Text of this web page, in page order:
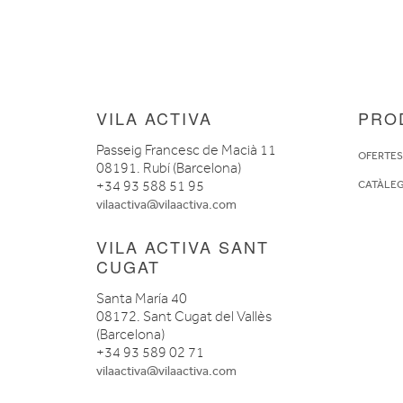
VILA ACTIVA
Passeig Francesc de Macià 11
08191. Rubí (Barcelona)
+34 93 588 51 95
vilaactiva@vilaactiva.com
VILA ACTIVA SANT
CUGAT
Santa María 40
08172. Sant Cugat del Vallès
(Barcelona)
+34 93 589 02 71
vilaactiva@vilaactiva.com
OFERTES